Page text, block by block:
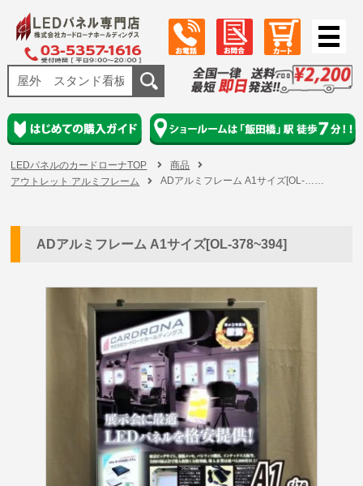
LEDパネルのカードローナTOP
商品
アウトレット アルミフレーム
ADアルミフレーム A1サイズ[OL-……
ADアルミフレーム A1サイズ[OL-378~394]